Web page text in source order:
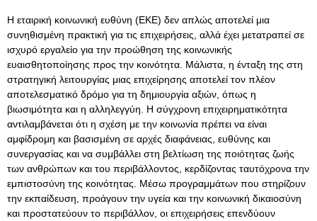
Η εταιρική κοινωνική ευθύνη (ΕΚΕ) δεν απλώς αποτελεί μια
συνηθισμένη πρακτική για τις επιχειρήσεις, αλλά έχει μετατραπεί σε
ισχυρό εργαλείο για την προώθηση της κοινωνικής
ευαισθητοποίησης προς την κοινότητα. Μάλιστα, η ένταξη της στη
στρατηγική λειτουργίας μιας επιχείρησης αποτελεί τον πλέον
αποτελεσματικό δρόμο για τη δημιουργία αξιών, όπως η
βιωσιμότητα και η αλληλεγγύη. Η σύγχρονη επιχειρηματικότητα
αντιλαμβάνεται ότι η σχέση με την κοινωνία πρέπει να είναι
αμφίδρομη και βασισμένη σε αρχές διαφάνειας, ευθύνης και
συνεργασίας και να συμβάλλει στη βελτίωση της ποιότητας ζωής
των ανθρώπων και του περιβάλλοντος, κερδίζοντας ταυτόχρονα την
εμπιστοσύνη της κοινότητας. Μέσω προγραμμάτων που στηρίζουν
την εκπαίδευση, προάγουν την υγεία και την κοινωνική δικαιοσύνη
και προστατεύουν το περιβάλλον, οι επιχειρήσεις επενδύουν